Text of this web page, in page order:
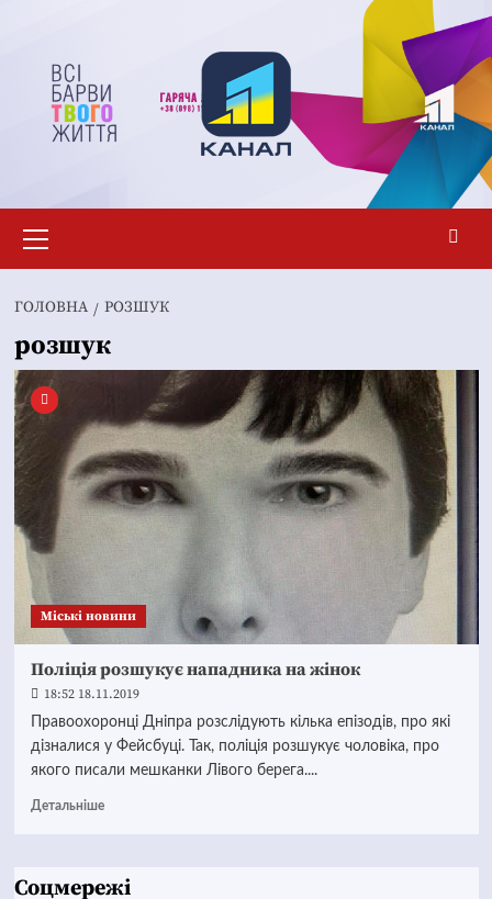
вмісту
меню
ГОЛОВНА РОЗШУК
розшук
Mіські новини
Поліція розшукує нападника на жінок
18:52 18.11.2019
Правоохоронці Дніпра розслідують кілька епізодів, про які
дізналися у Фейсбуці. Так, поліція розшукує чоловіка, про
якого писали мешканки Лівого берега....
Детальніше
Соцмережі